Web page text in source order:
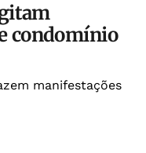
condomínio
manifestações